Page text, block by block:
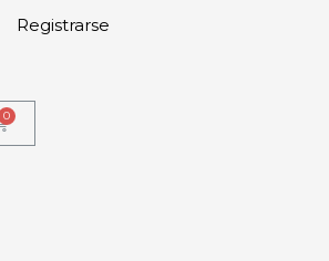
Registrarse